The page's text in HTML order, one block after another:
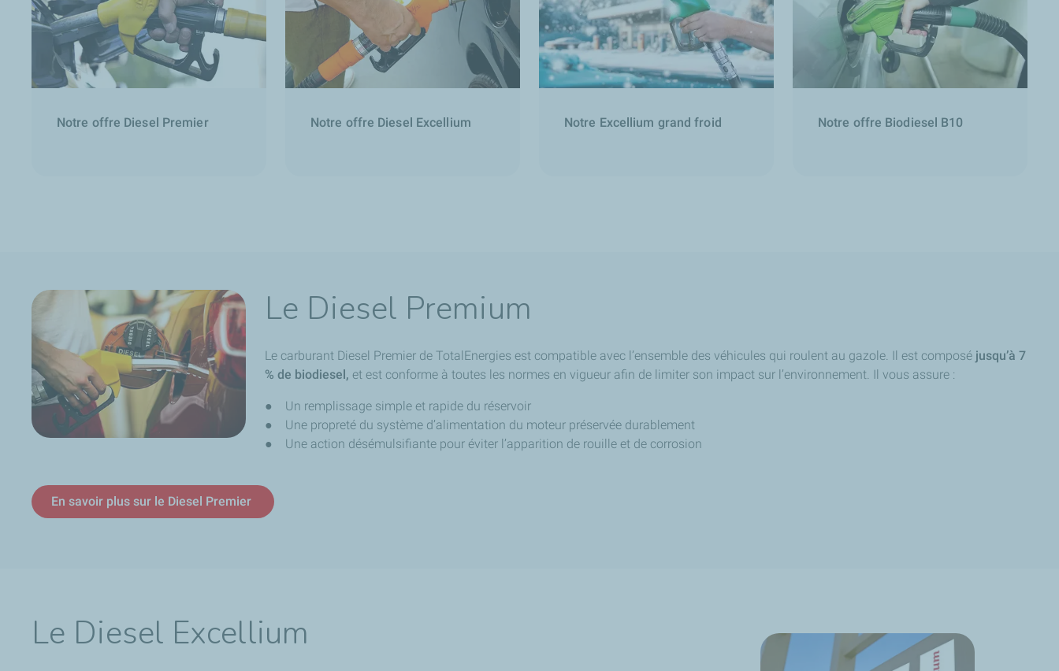
Notre offre Diesel Premier Notre offre Diesel Excellium Notre Excellium grand froid Notre offre Biodiesel B10
Le Diesel Premium
Le carburant Diesel Premier de TotalEnergies est compatible avec l’ensemble des véhicules qui roulent au gazole. Il est composé jusqu’à 7
% de biodiesel, et est conforme à toutes les normes en vigueur afin de limiter son impact sur l’environnement. Il vous assure :
● Un remplissage simple et rapide du réservoir
● Une propreté du système d’alimentation du moteur préservée durablement
● Une action désémulsifiante pour éviter l’apparition de rouille et de corrosion
En savoir plus sur le Diesel Premier
Le Diesel Excellium